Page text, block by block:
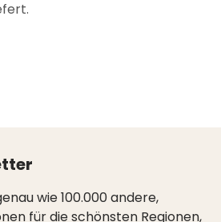
wie 100.000 andere,
für die schönsten Regionen,